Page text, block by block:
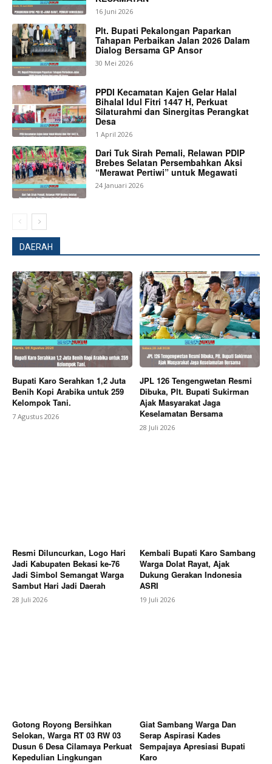
SUBSCRIBE NOW
Company
About
Contact us
Subscription Plans
My account
Berita Lainnya Polres Pekalongan Amankan Fun Run
Milad ke-7 UMPP, Ribuan Peserta Berlari Aman dan
Lancar
16 Juni 2026
Plt. Bupati Pekalongan Paparkan
Tahapan Perbaikan Jalan 2026 Dalam
Dialog Bersama GP Ansor
30 Mei 2026
PPDI Kecamatan Kajen Gelar Halal
Bihalal Idul Fitri 1447 H, Perkuat
Silaturahmi dan Sinergitas Perangkat
Desa
1 April 2026
Dari Tuk Sirah Pemali, Relawan PDIP
Brebes Selatan Persembahkan Aksi
“Merawat Pertiwi” untuk Megawati
24 Januari 2026
DAERAH
Bupati Karo Serahkan 1,2 Juta
Benih Kopi Arabika untuk 259
Kelompok Tani.
7 Agustus 2026
JPL 126 Tengengwetan Resmi
Dibuka, Plt. Bupati Sukirman
Ajak Masyarakat Jaga
Keselamatan Bersama
28 Juli 2026
Resmi Diluncurkan, Logo Hari
Jadi Kabupaten Bekasi ke-76
Jadi Simbol Semangat Warga
Sambut Hari Jadi Daerah
28 Juli 2026
Kembali Bupati Karo Sambang
Warga Dolat Rayat, Ajak
Dukung Gerakan Indonesia
ASRI
19 Juli 2026
Gotong Royong Bersihkan
Selokan, Warga RT 03 RW 03
Dusun 6 Desa Cilamaya Perkuat
Kepedulian Lingkungan
Giat Sambang Warga Dan
Serap Aspirasi Kades
Sempajaya Apresiasi Bupati
Karo